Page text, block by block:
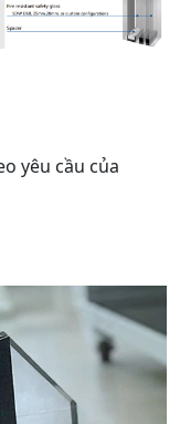
yêu cầu của